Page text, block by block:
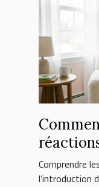
Comprendre
l’introduction